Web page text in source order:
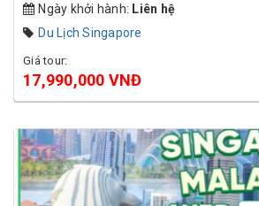
Ngày khởi hành: Liên hệ
Du Lịch Singapore
Giá tour:
17,990,000 VNĐ